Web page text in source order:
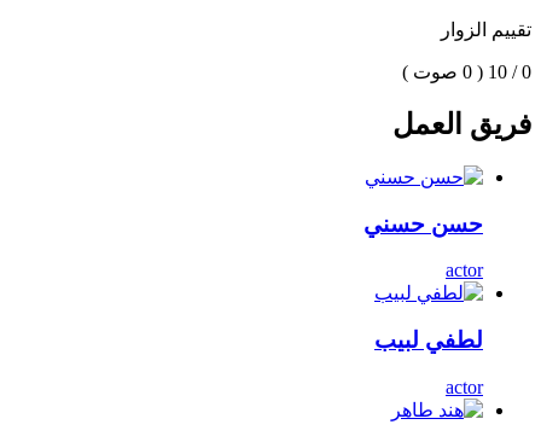
تقييم الزوار
0 / 10 ( 0 صوت )
فريق العمل
حسن حسني
actor
لطفي لبيب
actor